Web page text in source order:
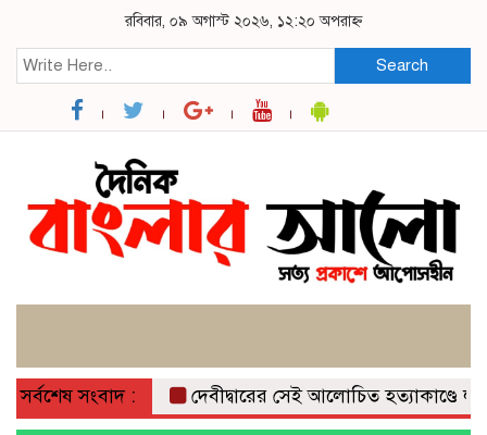
রবিবার, ০৯ অগাস্ট ২০২৬, ১২:২০ অপরাহ্ন
Search
সর্বশেষ সংবাদ : দেবীদ্বারের সেই আলোচিত হত্যাকাণ্ডে